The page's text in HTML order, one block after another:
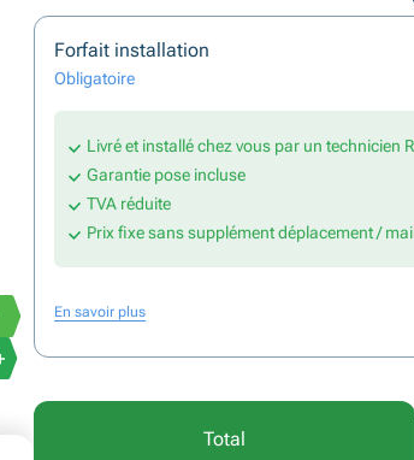
Forfait installation
Obligatoire
Livré et installé chez vous par un technicien
Garantie pose incluse
TVA réduite
Prix fixe sans supplément déplacement /
En savoir plus
Total